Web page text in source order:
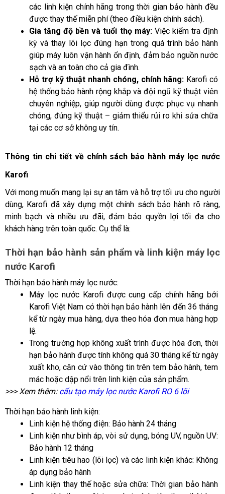
các linh kiện chính hãng trong thời gian bảo hành đều
được thay thế miễn phí (theo điều kiện chính sách).
Gia tăng độ bền và tuổi thọ máy: Việc kiểm tra định
kỳ và thay lõi lọc đúng hạn trong quá trình bảo hành
giúp máy luôn vận hành ổn định, đảm bảo nguồn nước
sạch và an toàn cho cả gia đình.
Hỗ trợ kỹ thuật nhanh chóng, chính hãng: Karofi có
hệ thống bảo hành rộng khắp và đội ngũ kỹ thuật viên
chuyên nghiệp, giúp người dùng được phục vụ nhanh
chóng, đúng kỹ thuật – giảm thiểu rủi ro khi sửa chữa
tại các cơ sở không uy tín.
Thông tin chi tiết về chính sách bảo hành máy lọc nước
Karofi
Với mong muốn mang lại sự an tâm và hỗ trợ tối ưu cho người
dùng, Karofi đã xây dựng một chính sách bảo hành rõ ràng,
minh bạch và nhiều ưu đãi, đảm bảo quyền lợi tối đa cho
khách hàng trên toàn quốc. Cụ thể là:
Thời hạn bảo hành sản phẩm và linh kiện máy lọc
nước Karofi
Thời hạn bảo hành máy lọc nước:
Máy lọc nước Karofi được cung cấp chính hãng bởi
Karofi Việt Nam có thời hạn bảo hành lên đến 36 tháng
kể từ ngày mua hàng, dựa theo hóa đơn mua hàng hợp
lệ.
Trong trường hợp không xuất trình được hóa đơn, thời
hạn bảo hành được tính không quá 30 tháng kể từ ngày
xuất kho, căn cứ vào thông tin trên tem bảo hành, tem
mác hoặc dập nổi trên linh kiện của sản phẩm.
>>> Xem thêm: cấu tạo máy lọc nước Karofi RO 6 lõi
Thời hạn bảo hành linh kiện:
Linh kiện hệ thống điện: Bảo hành 24 tháng
Linh kiện như bình áp, vòi sử dụng, bóng UV, nguồn UV:
Bảo hành 12 tháng
Linh kiện tiêu hao (lõi lọc) và các linh kiện khác: Không
áp dụng bảo hành
Linh kiện thay thế hoặc sửa chữa: Thời gian bảo hành